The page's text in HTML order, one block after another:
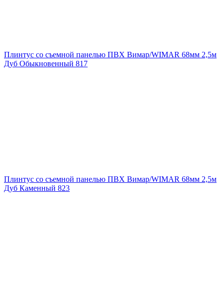
Плинтус со съемной панелью ПВХ Вимар/WIMAR 68мм 2,5м
Дуб Обыкновенный 817
Плинтус со съемной панелью ПВХ Вимар/WIMAR 68мм 2,5м
Дуб Каменный 823